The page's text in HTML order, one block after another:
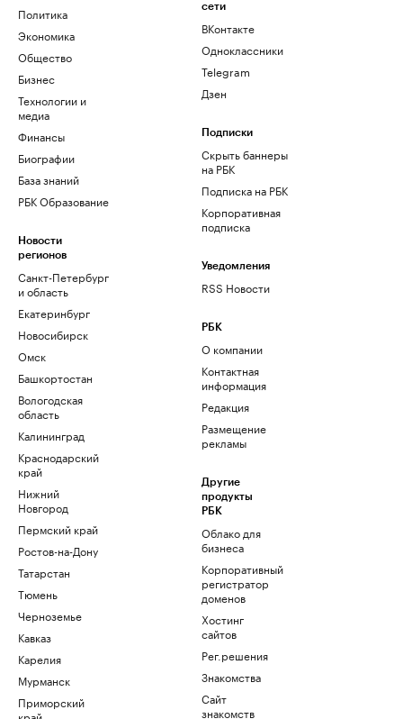
Политика
Экономика
Общество
Бизнес
Технологии и
медиа
Финансы
Биографии
База знаний
РБК Образование
Новости
регионов
Санкт-Петербург
и область
Екатеринбург
Новосибирск
Омск
Башкортостан
Вологодская
область
Калининград
Краснодарский
край
Нижний
Новгород
Пермский край
Ростов-на-Дону
Татарстан
Тюмень
Черноземье
Кавказ
Карелия
Мурманск
Приморский
сети
ВКонтакте
Одноклассники
Telegram
Дзен
Подписки
Скрыть баннеры
на РБК
Подписка на РБК
Корпоративная
подписка
Уведомления
RSS Новости
РБК
О компании
Контактная
информация
Редакция
Размещение
рекламы
Другие
продукты
РБК
Облако для
бизнеса
Корпоративный
регистратор
доменов
Хостинг
сайтов
Рег.решения
Знакомства
Сайт
знакомств